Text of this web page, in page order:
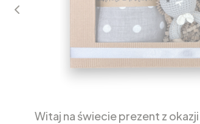
Witaj na świecie prezent z